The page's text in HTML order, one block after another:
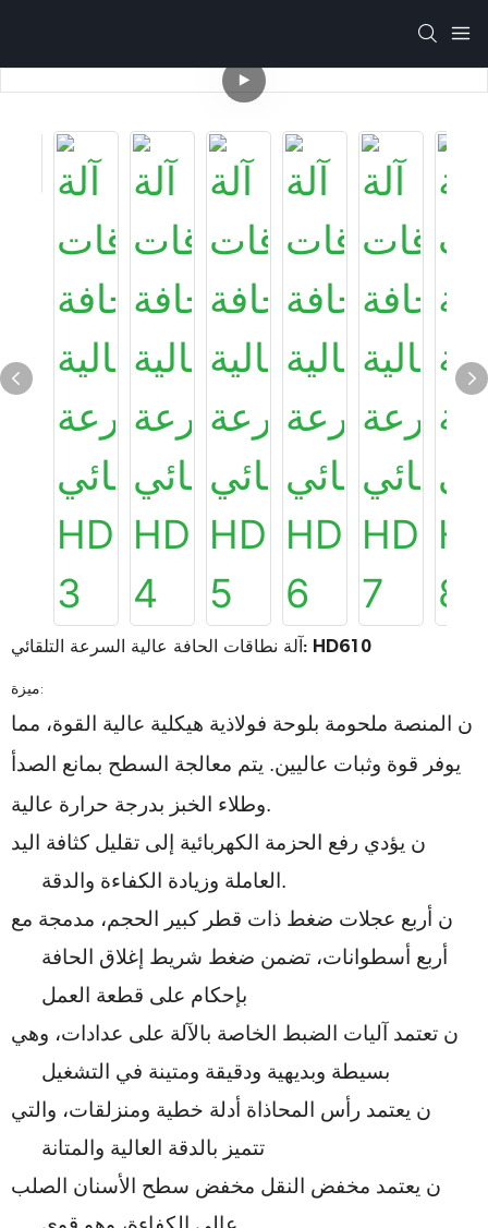
آلة نطاقات الحافة عالية السرعة التلقائي: HD610
ميزة:
ن المنصة ملحومة بلوحة فولاذية هيكلية عالية القوة، مما
يوفر قوة وثبات عاليين. يتم معالجة السطح بمانع الصدأ
وطلاء الخبز بدرجة حرارة عالية.
ن يؤدي رفع الحزمة الكهربائية إلى تقليل كثافة اليد
العاملة وزيادة الكفاءة والدقة.
ن أربع عجلات ضغط ذات قطر كبير الحجم، مدمجة مع
أربع أسطوانات، تضمن ضغط شريط إغلاق الحافة
بإحكام على قطعة العمل
ن تعتمد آليات الضبط الخاصة بالآلة على عدادات، وهي
بسيطة وبديهية ودقيقة ومتينة في التشغيل
ن يعتمد رأس المحاذاة أدلة خطية ومنزلقات، والتي
تتميز بالدقة العالية والمتانة
ن يعتمد مخفض النقل مخفض سطح الأسنان الصلب